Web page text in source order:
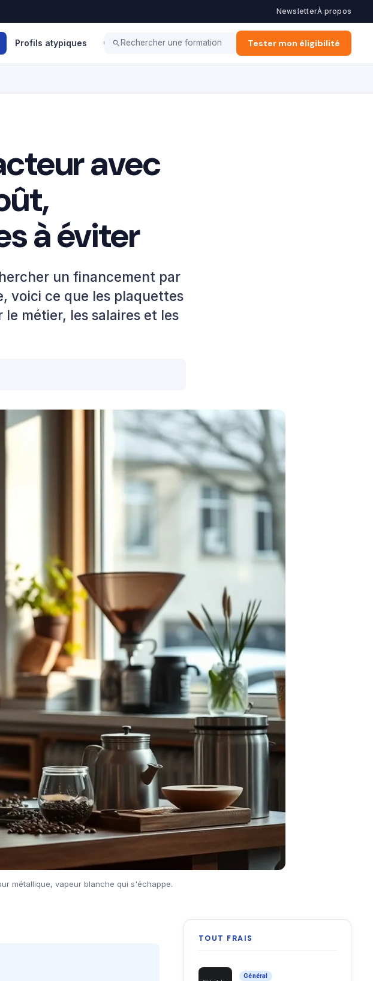
NewsletterÀ propos
Profils atypiques Coaching Haut potentiel
Rechercher une formation Tester mon éligibilité
avec
à éviter
un financement par
voici ce que les plaquettes
métier, les salaires et les
métallique, vapeur blanche qui s'échappe.
TOUT FRAIS
Général